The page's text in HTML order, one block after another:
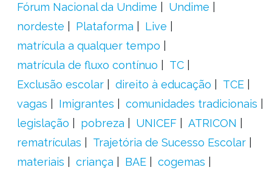
Fórum Nacional da Undime
Undime
nordeste
Plataforma
Live
matrícula a qualquer tempo
matrícula de fluxo contínuo
TC
Exclusão escolar
direito à educação
TCE
vagas
Imigrantes
comunidades tradicionais
legislação
pobreza UNICEF
ATRICON
rematrículas
Trajetória de Sucesso Escolar
materiais
criança BAE
cogemas